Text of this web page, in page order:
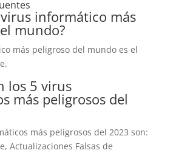
virus informático más
mundo?
más peligroso del mundo es el
los 5 virus
más peligrosos del
más peligrosos del 2023 son:
Actualizaciones Falsas de